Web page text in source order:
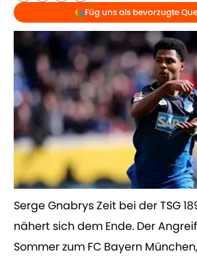
Füg uns als bevorzugte
Serge Gnabrys Zeit bei der TSG
nähert sich dem Ende. Der
Sommer zum FC Bayern